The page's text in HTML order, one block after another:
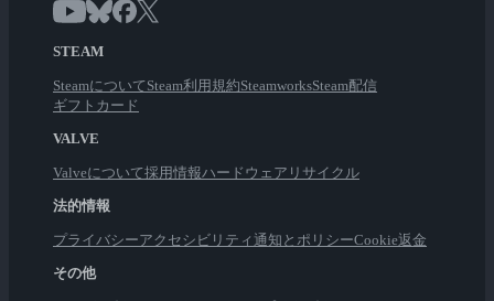
STEAM
SteamについてSteam利用規約SteamworksSteam配信
ギフトカード
VALVE
Valveについて採用情報ハードウェア リサイクル
法的情報
プライバシーアクセシビリティ 通知とポリシーCookie返金
その他